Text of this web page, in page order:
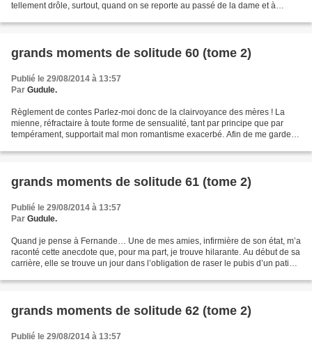
tellement drôle, surtout, quand on se reporte au passé de la dame et à
grands moments de solitude 60 (tome 2)
Publié le 29/08/2014 à 13:57
Par Gudule.
Règlement de contes Parlez-moi donc de la clairvoyance des mères ! La
mienne, réfractaire à toute forme de sensualité, tant par principe que par
tempérament, supportait mal mon romantisme exacerbé. Afin de me garder
grands moments de solitude 61 (tome 2)
Publié le 29/08/2014 à 13:57
Par Gudule.
Quand je pense à Fernande… Une de mes amies, infirmière de son état, m’a
raconté cette anecdote que, pour ma part, je trouve hilarante. Au début de sa
carrière, elle se trouve un jour dans l’obligation de raser le pubis d’un patient
grands moments de solitude 62 (tome 2)
Publié le 29/08/2014 à 13:57